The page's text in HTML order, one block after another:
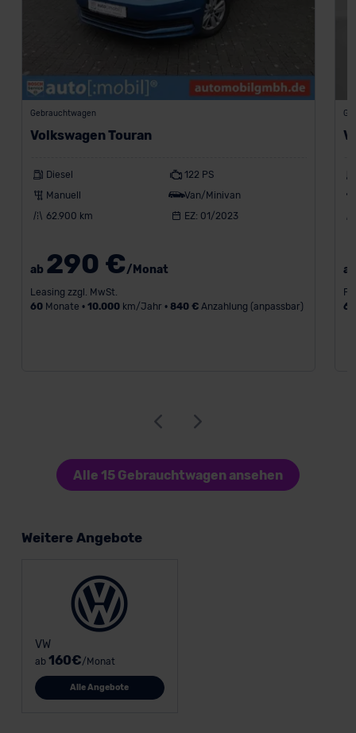
Gebrauchtwagen
Volkswagen Touran
Diesel
122 PS
Manuell
Van/Minivan
62.900 km
EZ: 01/2023
ab 290 €/Monat
Leasing zzgl. MwSt.
60Monate • 10.000km/Jahr • 840 €Anzahlung (anpassbar)
60
Alle 15 Gebrauchtwagen ansehen
Weitere Angebote
VW
ab 160€/Monat
Alle Angebote